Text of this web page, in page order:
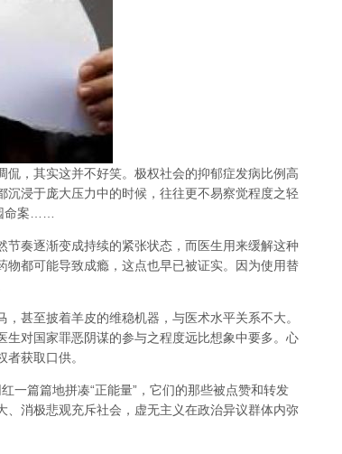
，其实这并不好笑。极权社会的抑郁症发病比例高
浸于庞大压力中的时候，往往更不易察觉程度之轻
命案
奏逐渐变成持续的紧张状态，而医生用来缓解这种
都可能导致成瘾，这点也早已被证实。因为使用替
甚至披着羊皮的维稳机器，与医术水平关系不大。
对国家罪恶阴谋的参与之程度远比想象中要多。心
获取口供。
红一篇篇地拼凑“正能量” ，它们的那些被点赞和转发
消极悲观充斥社会，虚无主义在政治异议群体内弥